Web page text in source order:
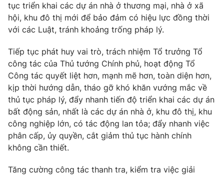
Video Shorts video
VTV Money VTV Thể thao
VTV Sức khoẻ Bất động sản
Thị trường 24h Tấm lòng Việt
VTV4 Vươn mình bằng AI
tục triển khai các dự án nhà ở thương mại, nhà ở xã
hội, khu đô thị mới để bảo đảm có hiệu lực đồng thời
với các Luật, tránh khoảng trống pháp lý.
Tiếp tục phát huy vai trò, trách nhiệm Tổ trưởng Tổ
công tác của Thủ tướng Chính phủ, hoạt động Tổ
Công tác quyết liệt hơn, mạnh mẽ hơn, toàn diện hơn,
kịp thời hướng dẫn, tháo gỡ khó khăn vướng mắc về
thủ tục pháp lý, đẩy nhanh tiến độ triển khai các dự án
bất động sản, nhất là các dự án nhà ở, khu đô thị, khu
công nghiệp lớn, có tác động lan tỏa; đẩy nhanh việc
phân cấp, ủy quyền, cắt giảm thủ tục hành chính
không cần thiết.
Tăng cường công tác thanh tra, kiểm tra việc giải